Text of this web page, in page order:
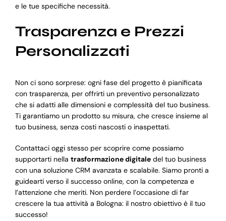
e le tue specifiche necessità.
Trasparenza e Prezzi
Personalizzati
Non ci sono sorprese: ogni fase del progetto è pianificata
con trasparenza, per offrirti un preventivo personalizzato
che si adatti alle dimensioni e complessità del tuo business.
Ti garantiamo un prodotto su misura, che cresce insieme al
tuo business, senza costi nascosti o inaspettati.
Contattaci oggi stesso per scoprire come possiamo
supportarti nella trasformazione digitaledel tuo business
con una soluzione CRM avanzata e scalabile. Siamo pronti a
guidearti verso il successo online, con la competenza e
l’attenzione che meriti. Non perdere l’occasione di far
crescere la tua attività a Bologna: il nostro obiettivo è il tuo
successo!